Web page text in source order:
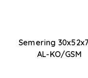
Semering
AL-KO/GSM